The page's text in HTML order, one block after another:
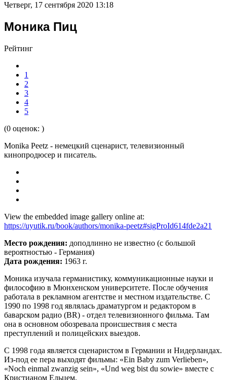
Четверг, 17 сентября 2020 13:18
Моника Пиц
Рейтинг
1
2
3
4
5
(0 оценок: )
Monika Peetz - немецкий сценарист, телевизионный
кинопродюсер и писатель.
View the embedded image gallery online at:
https://uyutik.ru/book/authors/monika-peetz#sigProId614fde2a21
Место рождения: доподлинно не известно (с большой
вероятностью - Германия)
Дата рождения: 1963 г.
Моника изучала германистику, коммуникационные науки и
философию в Мюнхенском университете. После обучения
работала в рекламном агентстве и местном издательстве. С
1990 по 1998 год являлась драматургом и редактором в
баварском радио (BR) - отдел телевизионного фильма. Там
она в основном обозревала происшествия с места
преступлений и полицейских выездов.
С 1998 года является сценаристом в Германии и Нидерландах.
Из-под ее пера выходят фильмы: «Ein Baby zum Verlieben»,
«Noch einmal zwanzig sein», «Und weg bist du sowie» вместе с
Кристианом Ельцем.